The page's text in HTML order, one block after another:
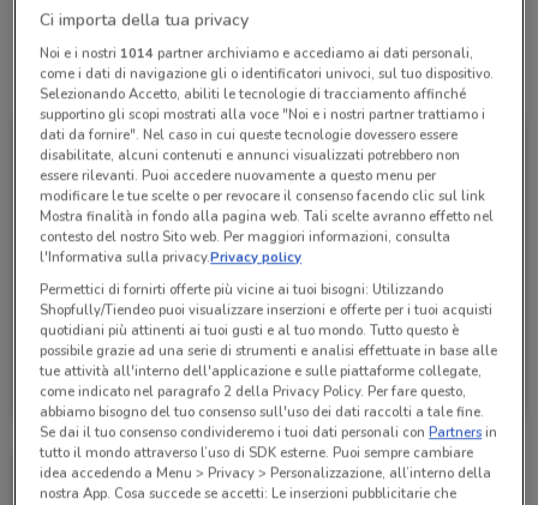
Tutte le promozioni di questo negozio
Bricofer
Scade il 23/08
Ci importa della tua privacy
Noi e i nostri 1014partner archiviamo e accediamo ai dati personali,
come i dati di navigazione gli o identificatori univoci, sul tuo dispositivo.
Selezionando Accetto, abiliti le tecnologie di tracciamento affinché
supportino gli scopi mostrati alla voce "Noi e i nostri partner trattiamo i
dati da fornire". Nel caso in cui queste tecnologie dovessero essere
disabilitate, alcuni contenuti e annunci visualizzati potrebbero non
essere rilevanti. Puoi accedere nuovamente a questo menu per
modificare le tue scelte o per revocare il consenso facendo clic sul link
Mostra finalità in fondo alla pagina web. Tali scelte avranno effetto nel
contesto del nostro Sito web. Per maggiori informazioni, consulta
l'Informativa sulla privacy.Privacy policy
Permettici di fornirti offerte più vicine ai tuoi bisogni: Utilizzando
Shopfully/Tiendeo puoi visualizzare inserzioni e offerte per i tuoi acquisti
quotidiani più attinenti ai tuoi gusti e al tuo mondo. Tutto questo è
possibile grazie ad una serie di strumenti e analisi effettuate in base alle
tue attività all'interno dell'applicazione e sulle piattaforme collegate,
come indicato nel paragrafo 2 della Privacy Policy. Per fare questo,
abbiamo bisogno del tuo consenso sull'uso dei dati raccolti a tale fine.
Se dai il tuo consenso condivideremo i tuoi dati personali conPartnersin
tutto il mondo attraverso l’uso di SDK esterne. Puoi sempre cambiare
idea accedendo a Menu > Privacy > Personalizzazione, all’interno della
nostra App. Cosa succede se accetti: Le inserzioni pubblicitarie che